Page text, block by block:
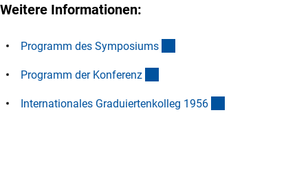
Weitere Informationen:
Programm des Symposiums
Programm der Konferenz
Internationales Graduiertenkolleg 1956